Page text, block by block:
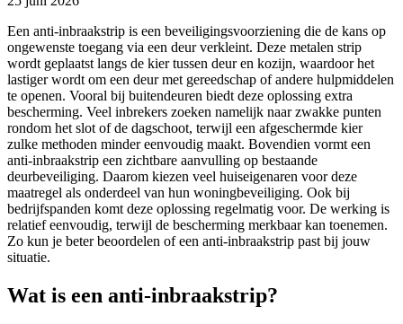
Een anti-inbraakstrip is een beveiligingsvoorziening die de kans op
ongewenste toegang via een deur verkleint. Deze metalen strip
wordt geplaatst langs de kier tussen deur en kozijn, waardoor het
lastiger wordt om een deur met gereedschap of andere hulpmiddelen
te openen. Vooral bij buitendeuren biedt deze oplossing extra
bescherming. Veel inbrekers zoeken namelijk naar zwakke punten
rondom het slot of de dagschoot, terwijl een afgeschermde kier
zulke methoden minder eenvoudig maakt. Bovendien vormt een
anti-inbraakstrip een zichtbare aanvulling op bestaande
deurbeveiliging. Daarom kiezen veel huiseigenaren voor deze
maatregel als onderdeel van hun woningbeveiliging. Ook bij
bedrijfspanden komt deze oplossing regelmatig voor. De werking is
relatief eenvoudig, terwijl de bescherming merkbaar kan toenemen.
Zo kun je beter beoordelen of een anti-inbraakstrip past bij jouw
situatie.
Wat is een anti-inbraakstrip?